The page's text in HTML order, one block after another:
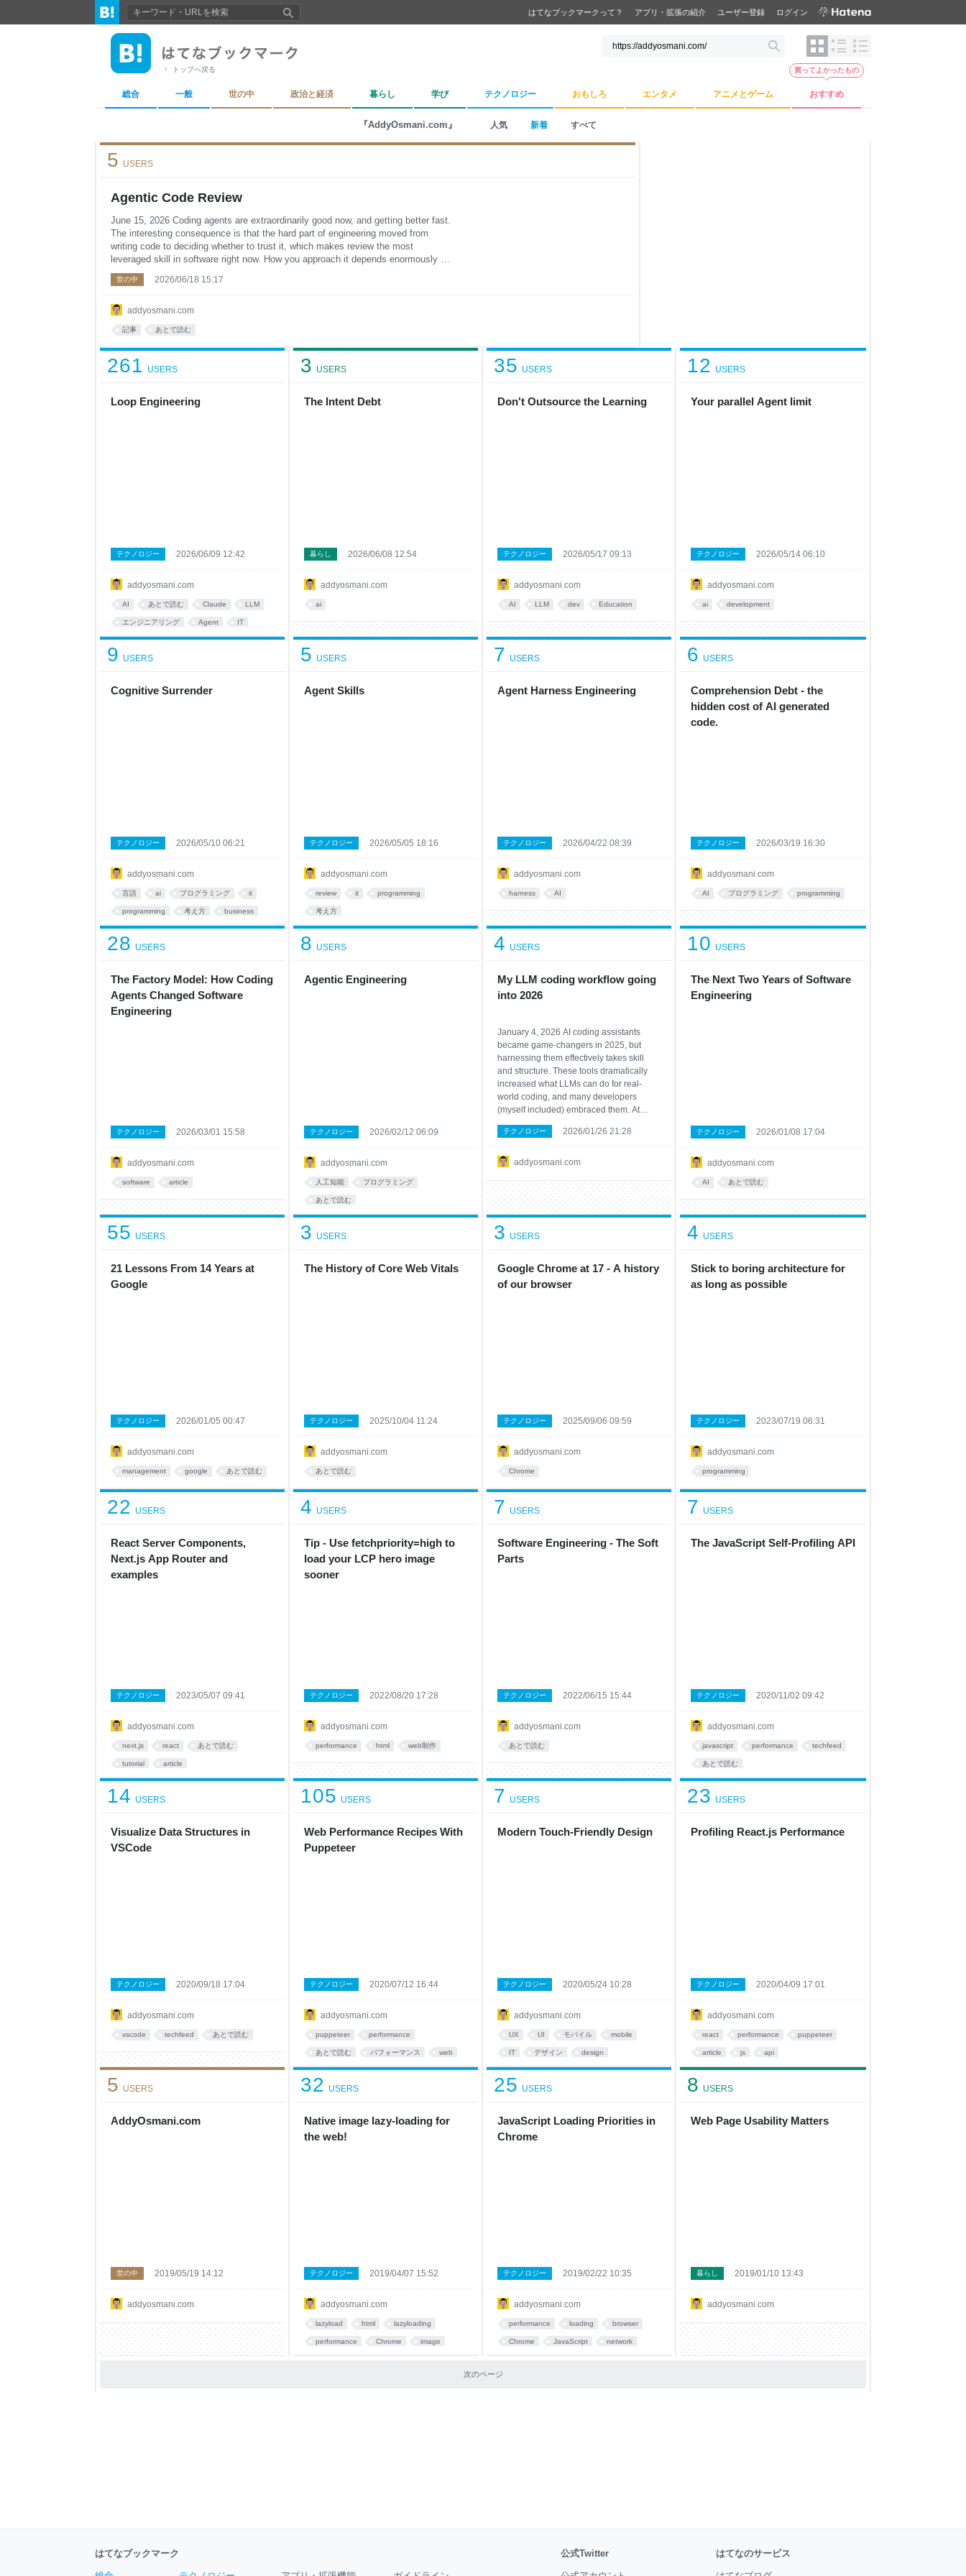
はてなブックマークって？ アプリ・拡張の紹介 ユーザー登録 ログイン
トップへ戻る
総合 一般 世の中 政治と経済 暮らし 学び テクノロジー おもしろ エンタメ アニメとゲーム おすすめ
買ってよかったもの
『AddyOsmani.com』 人気 新着 すべて
Agentic Code Review
5 USERS
addyosmani.com
June 15, 2026 Coding agents are extraordinarily good now, and getting better fast.
The interesting consequence is that the hard part of engineering moved from
writing code to deciding whether to trust it, which makes review the most
leveraged skill in software right now. How you approach it depends enormously on
who you are: a solo developer with no users and a team maintaining a ten-year-
old appl
世の中 2026/06/18 15:17
記事 あとで読む
Loop Engineering
261 USERS
addyosmani.com
テクノロジー 2026/06/09 12:42
AI あとで読む Claude LLM
エンジニアリング Agent IT
The Intent Debt
3 USERS
addyosmani.com
暮らし 2026/06/08 12:54
ai
Don't Outsource the Learning
35 USERS
addyosmani.com
テクノロジー 2026/05/17 09:13
AI LLM dev Education
Your parallel Agent limit
12 USERS
addyosmani.com
テクノロジー 2026/05/14 06:10
ai development
Cognitive Surrender
9 USERS
addyosmani.com
テクノロジー 2026/05/10 06:21
言語 ai プログラミング it
programming 考え方 business
Agent Skills
5 USERS
addyosmani.com
テクノロジー 2026/05/05 18:16
review it programming
考え方
Agent Harness Engineering
7 USERS
addyosmani.com
テクノロジー 2026/04/22 08:39
harness AI
Comprehension Debt - the
hidden cost of AI generated
code.
6 USERS
addyosmani.com
テクノロジー 2026/03/19 16:30
AI プログラミング programming
The Factory Model: How Coding
Agents Changed Software
Engineering
28 USERS
addyosmani.com
テクノロジー 2026/03/01 15:58
software article
Agentic Engineering
8 USERS
addyosmani.com
テクノロジー 2026/02/12 06:09
人工知能 プログラミング
あとで読む
My LLM coding workflow going
into 2026
4 USERS
addyosmani.com
January 4, 2026 AI coding assistants
became game-changers in 2025, but
harnessing them effectively takes skill
and structure. These tools dramatically
increased what LLMs can do for real-
world coding, and many developers
(myself included) embraced them. At
Anthropic, for example, engineers
adopted Claude Code so heavily that
is written by Claude Code itself.
テクノロジー 2026/01/26 21:28
The Next Two Years of Software
Engineering
10 USERS
addyosmani.com
テクノロジー 2026/01/08 17:04
AI あとで読む
21 Lessons From 14 Years at
Google
55 USERS
addyosmani.com
テクノロジー 2026/01/05 00:47
management google あとで読む
The History of Core Web Vitals
3 USERS
addyosmani.com
テクノロジー 2025/10/04 11:24
あとで読む
Google Chrome at 17 - A history
of our browser
3 USERS
addyosmani.com
テクノロジー 2025/09/06 09:59
Chrome
Stick to boring architecture for
as long as possible
4 USERS
addyosmani.com
テクノロジー 2023/07/19 06:31
programming
React Server Components,
Next.js App Router and
examples
22 USERS
addyosmani.com
テクノロジー 2023/05/07 09:41
next.js react あとで読む
tutorial article
Tip - Use fetchpriority=high to
load your LCP hero image
sooner
4 USERS
addyosmani.com
テクノロジー 2022/08/20 17:28
performance html web制作
Software Engineering - The Soft
Parts
7 USERS
addyosmani.com
テクノロジー 2022/06/15 15:44
あとで読む
The JavaScript Self-Profiling API
7 USERS
addyosmani.com
テクノロジー 2020/11/02 09:42
javascript performance techfeed
あとで読む
Visualize Data Structures in
VSCode
14 USERS
addyosmani.com
テクノロジー 2020/09/18 17:04
vscode techfeed あとで読む
Web Performance Recipes With
Puppeteer
105 USERS
addyosmani.com
テクノロジー 2020/07/12 16:44
puppeteer performance
あとで読む パフォーマンス web
プログラミング
Modern Touch-Friendly Design
7 USERS
addyosmani.com
テクノロジー 2020/05/24 10:28
UX UI モバイル mobile
IT デザイン design
あとで読む
Profiling React.js Performance
23 USERS
addyosmani.com
テクノロジー 2020/04/09 17:01
react performance puppeteer
article js api
AddyOsmani.com
5 USERS
addyosmani.com
世の中 2019/05/19 14:12
Native image lazy-loading for
the web!
32 USERS
addyosmani.com
テクノロジー 2019/04/07 15:52
lazyload html lazyloading
performance Chrome image
JavaScript Loading Priorities in
Chrome
25 USERS
addyosmani.com
テクノロジー 2019/02/22 10:35
performance loading browser
Chrome JavaScript network
Web Page Usability Matters
8 USERS
addyosmani.com
暮らし 2019/01/10 13:43
次のページ
はてなブックマーク 公式Twitter はてなのサービス